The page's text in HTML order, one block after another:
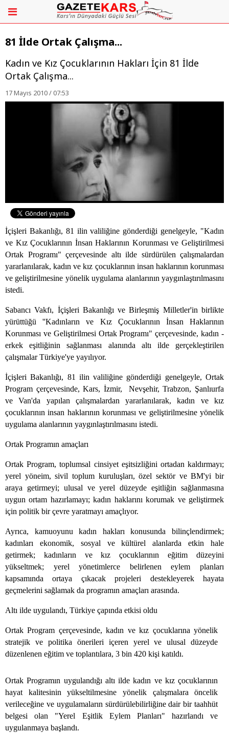
81 İlde Ortak Çalışma...
Kadın ve Kız Çocuklarının Hakları İçin 81 İlde
Ortak Çalışma...
17 Mayıs 2010 / 07:53
İçişleri Bakanlığı, 81 ilin valiliğine gönderdiği genelgeyle, "Kadın
ve Kız Çocuklarının İnsan Haklarının Korunması ve Geliştirilmesi
Ortak Programı" çerçevesinde altı ilde sürdürülen çalışmalardan
yararlanılarak, kadın ve kız çocuklarının insan haklarının korunması
ve geliştirilmesine yönelik uygulama alanlarının yaygınlaştırılmasını
istedi.
Sabancı Vakfı, İçişleri Bakanlığı ve Birleşmiş Milletler'in birlikte
yürüttüğü ''Kadınların ve Kız Çocuklarının İnsan Haklarının
Korunması ve Geliştirilmesi Ortak Programı" çerçevesinde, kadın -
erkek eşitliğinin sağlanması alanında altı ilde gerçekleştirilen
çalışmalar Türkiye'ye yayılıyor.
İçişleri Bakanlığı, 81 ilin valiliğine gönderdiği genelgeyle, Ortak
Program çerçevesinde, Kars, İzmir, Nevşehir, Trabzon, Şanlıurfa
ve Van'da yapılan çalışmalardan yararlanılarak, kadın ve kız
çocuklarının insan haklarının korunması ve geliştirilmesine yönelik
uygulama alanlarının yaygınlaştırılmasını istedi.
Ortak Programın amaçları
Ortak Program, toplumsal cinsiyet eşitsizliğini ortadan kaldırmayı;
yerel yöneim, sivil toplum kuruluşları, özel sektör ve BM'yi bir
araya getirmeyi; ulusal ve yerel düzeyde eşitliğin sağlanmasına
uygun ortam hazırlamayı; kadın haklarını korumak ve geliştirmek
için politik bir çevre yaratmayı amaçlıyor.
Ayrıca, kamuoyunu kadın hakları konusunda bilinçlendirmek;
kadınları ekonomik, sosyal ve kültürel alanlarda etkin hale
getirmek; kadınların ve kız çocuklarının eğitim düzeyini
yükseltmek; yerel yönetimlerce belirlenen eylem planları
kapsamında ortaya çıkacak projeleri destekleyerek hayata
geçmelerini sağlamak da programın amaçları arasında.
Altı ilde uygulandı, Türkiye çapında etkisi oldu
Ortak Program çerçevesinde, kadın ve kız çocuklarına yönelik
stratejik ve politika önerileri içeren yerel ve ulusal düzeyde
düzenlenen eğitim ve toplantılara, 3 bin 420 kişi katıldı.
Ortak Programın uygulandığı altı ilde kadın ve kız çocuklarının
hayat kalitesinin yükseltilmesine yönelik çalışmalara öncelik
verileceğine ve uygulamaların sürdürülebilirliğine dair bir taahhüt
belgesi olan "Yerel Eşitlik Eylem Planları" hazırlandı ve
uygulanmaya başlandı.